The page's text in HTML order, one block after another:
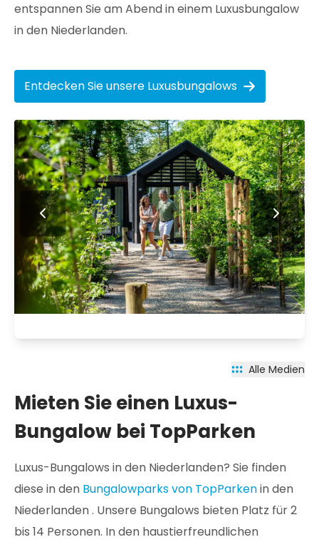
entspannen Sie am Abend in einem Luxusbungalow
in den Niederlanden.
Entdecken Sie unsere Luxusbungalows
Alle Medien
Mieten Sie einen Luxus-
Bungalow bei TopParken
Luxus-Bungalows in den Niederlanden? Sie finden
diese in den Bungalowparks von TopParkenin den
Niederlanden . Unsere Bungalows bieten Platz für 2
bis 14 Personen. In den haustierfreundlichen